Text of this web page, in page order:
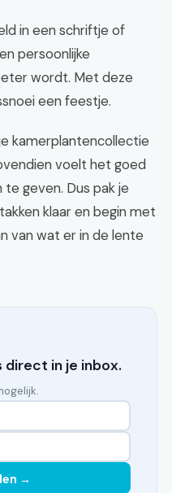
in een schriftje of
persoonlijke
wordt. Met deze
een feestje.
kamerplantencollectie
voelt het goed
geven. Dus pak je
klaar en begin met
van wat er in de lente
in je inbox.
→